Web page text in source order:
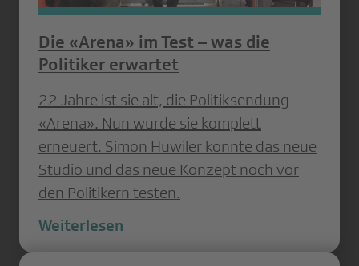
Die «Arena» im Test – was die
Politiker erwartet
22 Jahre ist sie alt, die Politiksendung
«Arena». Nun wurde sie komplett
erneuert. Simon Huwiler konnte das neue
Studio und das neue Konzept noch vor
den Politikern testen.
Weiterlesen